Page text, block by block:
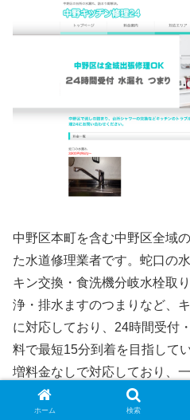
中野区本町を含む中野区全域
た水道修理業者です。蛇口の
キン交換・食洗機分岐水栓取
浄・排水ますのつまりなど、
に対応しており、24時間受付
料で最短15分到着を目指して
増料金なしで対応しており、
ビニ・病院・介護施設などの
です。TOTO・LIXIL・KVK・
ホーム 検索